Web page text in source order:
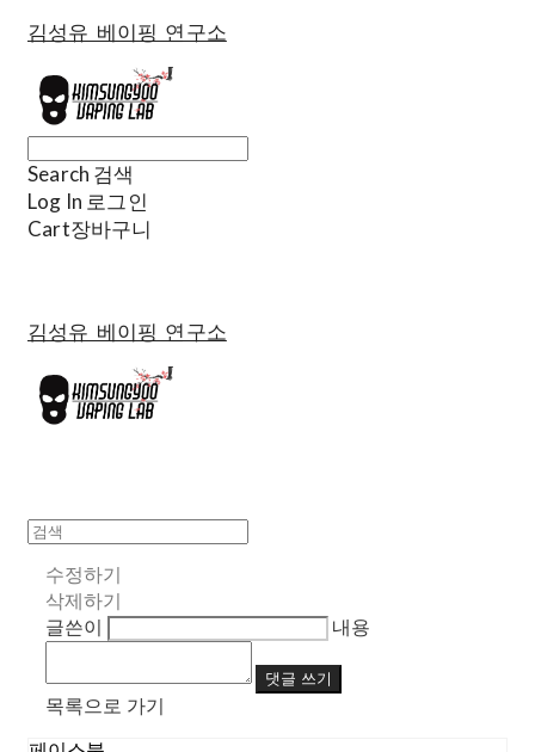
김성유 베이핑 연구소
Search 검색
Log In 로그인
Cart장바구니
김성유 베이핑 연구소
수정하기
삭제하기
글쓴이
내용
댓글 쓰기
목록으로 가기